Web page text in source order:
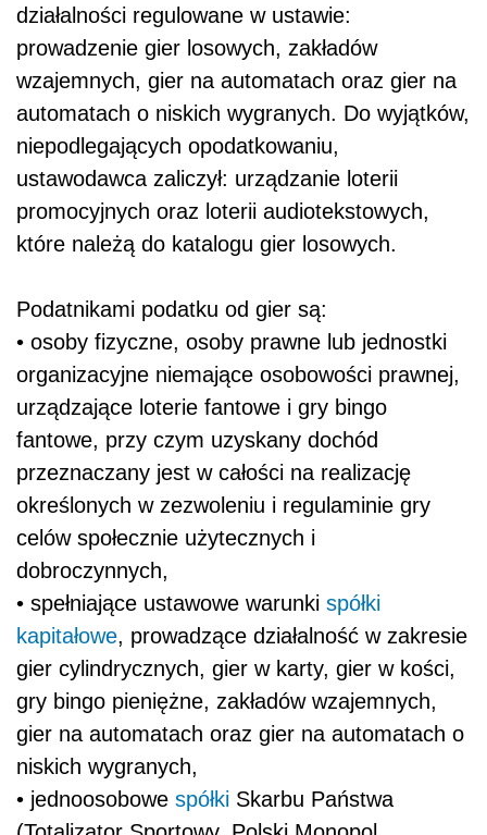
działalności regulowane w ustawie:
prowadzenie gier losowych, zakładów
wzajemnych, gier na automatach oraz gier na
automatach o niskich wygranych. Do wyjątków,
niepodlegających opodatkowaniu,
ustawodawca zaliczył: urządzanie loterii
promocyjnych oraz loterii audiotekstowych,
które należą do katalogu gier losowych.
Podatnikami podatku od gier są:
• osoby fizyczne, osoby prawne lub jednostki
organizacyjne niemające osobowości prawnej,
urządzające loterie fantowe i gry bingo
fantowe, przy czym uzyskany dochód
przeznaczany jest w całości na realizację
określonych w zezwoleniu i regulaminie gry
celów społecznie użytecznych i
dobroczynnych,
• spełniające ustawowe warunki spółki
kapitałowe, prowadzące działalność w zakresie
gier cylindrycznych, gier w karty, gier w kości,
gry bingo pieniężne, zakładów wzajemnych,
gier na automatach oraz gier na automatach o
niskich wygranych,
• jednoosobowe spółki Skarbu Państwa